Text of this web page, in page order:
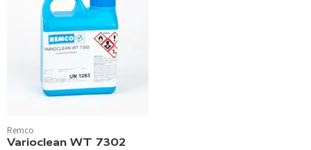
Remco
Varioclean WT 7302